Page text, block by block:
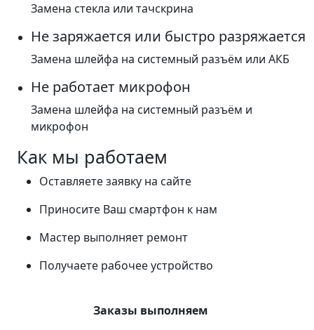
Замена стекла или тачскрина
Не заряжается или быстро разряжается
Замена шлейфа на системный разъём или АКБ
Не работает микрофон
Замена шлейфа на системный разъём и
микрофон
Как мы работаем
Оставляете заявку на сайте
Приносите Ваш смартфон к нам
Мастер выполняет ремонт
Получаете рабочее устройство
Заказы выполняем